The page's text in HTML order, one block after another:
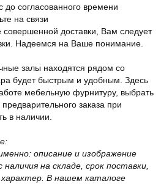
до согласованного времени
на связи
совершенной доставки, Вам следует
Надеемся на Ваше понимание.
залы находятся рядом со
будет быстрым и удобным. Здесь
мебельную фурнитуру, выбрать
заказа при
в наличии.
описание и изображение
на складе, срок поставки,
В нашем каталоге